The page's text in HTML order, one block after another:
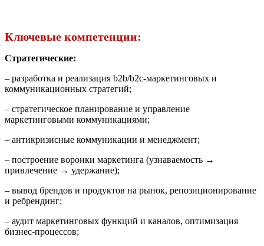
Ключевые компетенции:
Стратегические:
– разработка и реализация b2b/b2c‑маркетинговых и
коммуникационных стратегий;
– стратегическое планирование и управление
маркетинговыми коммуникациями;
– антикризисные коммуникации и менеджмент;
– построение воронки маркетинга (узнаваемость →
привлечение → удержание);
– вывод брендов и продуктов на рынок, репозиционирование
и ребрендинг;
– аудит маркетинговых функций и каналов, оптимизация
бизнес‑процессов;